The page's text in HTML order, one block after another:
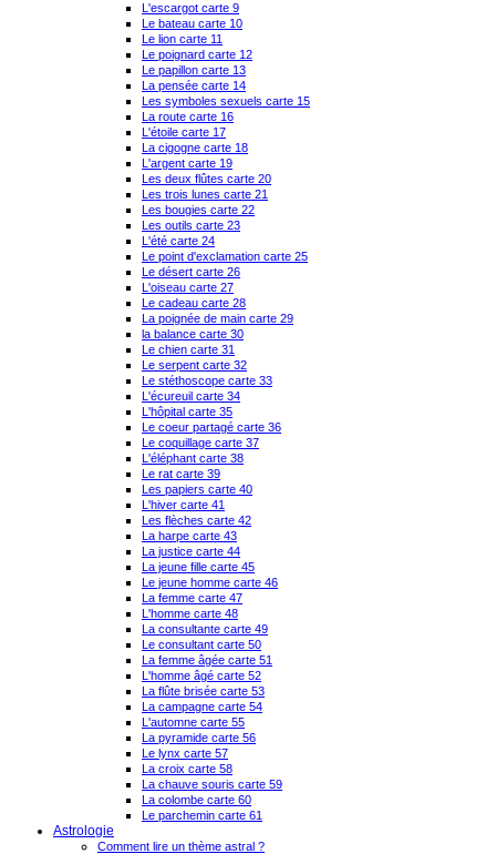
L'escargot carte 9
Le bateau carte 10
Le lion carte 11
Le poignard carte 12
Le papillon carte 13
La pensée carte 14
Les symboles sexuels carte 15
La route carte 16
L'étoile carte 17
La cigogne carte 18
L'argent carte 19
Les deux flûtes carte 20
Les trois lunes carte 21
Les bougies carte 22
Les outils carte 23
L'été carte 24
Le point d'exclamation carte 25
Le désert carte 26
L'oiseau carte 27
Le cadeau carte 28
La poignée de main carte 29
la balance carte 30
Le chien carte 31
Le serpent carte 32
Le stéthoscope carte 33
L'écureuil carte 34
L'hôpital carte 35
Le coeur partagé carte 36
Le coquillage carte 37
L'éléphant carte 38
Le rat carte 39
Les papiers carte 40
L'hiver carte 41
Les flèches carte 42
La harpe carte 43
La justice carte 44
La jeune fille carte 45
Le jeune homme carte 46
La femme carte 47
L'homme carte 48
La consultante carte 49
Le consultant carte 50
La femme âgée carte 51
L'homme âgé carte 52
La flûte brisée carte 53
La campagne carte 54
L'automne carte 55
La pyramide carte 56
Le lynx carte 57
La croix carte 58
La chauve souris carte 59
La colombe carte 60
Le parchemin carte 61
Astrologie
Comment lire un thème astral ?